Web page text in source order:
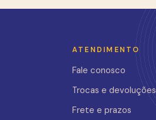
ATENDIMENTO
Fale conosco
Trocas e devoluções
Frete e prazos